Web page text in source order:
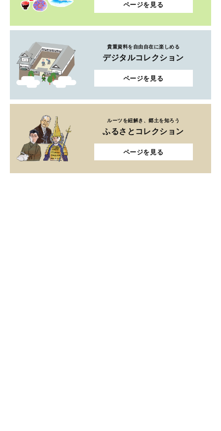
ページを見る
貴重資料を自由自在に楽しめる
デジタルコレクション
ページを見る
ルーツを紐解き、郷土を知ろう
ふるさとコレクション
ページを見る